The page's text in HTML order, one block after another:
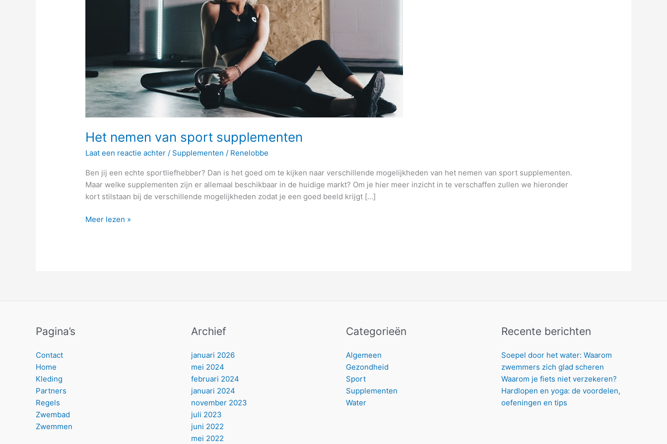
Het nemen van sport supplementen
Laat een reactie achter / Supplementen / Renelobbe
Ben jij een echte sportliefhebber? Dan is het goed om te kijken naar verschillende mogelijkheden van het nemen van sport supplementen.
Maar welke supplementen zijn er allemaal beschikbaar in de huidige markt? Om je hier meer inzicht in te verschaffen zullen we hieronder
kort stilstaan bij de verschillende mogelijkheden zodat je een goed beeld krijgt […]
Meer lezen »
Pagina’s
Contact
Home
Kleding
Partners
Regels
Zwembad
Zwemmen
Archief
januari 2026
mei 2024
februari 2024
januari 2024
november 2023
juli 2023
juni 2022
mei 2022
Categorieën
Algemeen
Gezondheid
Sport
Supplementen
Water
Recente berichten
Soepel door het water: Waarom
zwemmers zich glad scheren
Waarom je fiets niet verzekeren?
Hardlopen en yoga: de voordelen,
oefeningen en tips